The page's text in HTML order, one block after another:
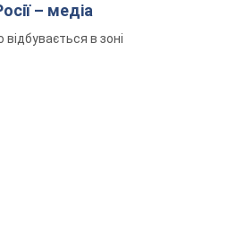
– медіа
в зоні